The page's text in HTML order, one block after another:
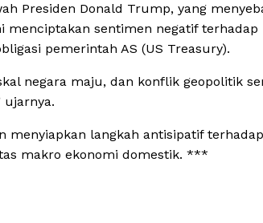
Presiden Donald Trump, yang
sentimen negatif
pemerintah AS (US Treasury).
negara maju, dan konflik geopolitik
ujarnya.
langkah antisipatif
makro ekonomi domestik. ***